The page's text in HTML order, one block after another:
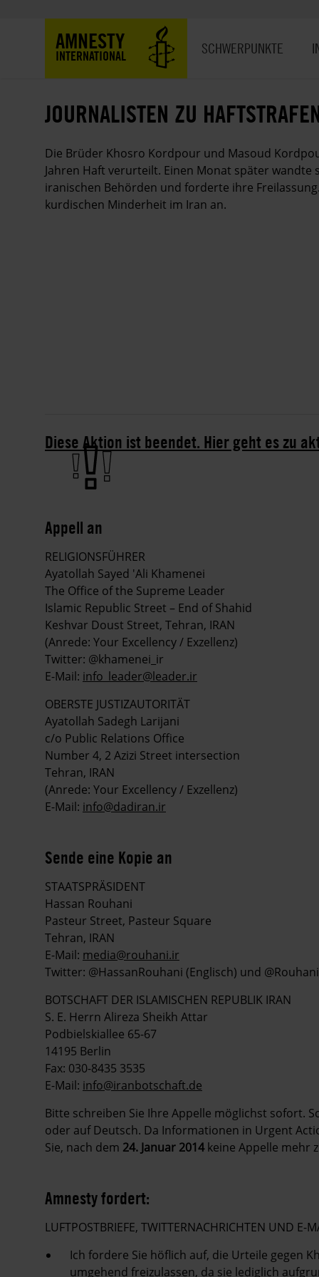
AMNESTY
INTERNATIONAL SCHWERPUNKTE
JOURNALISTEN ZU
Die Brüder Khosro Kordpour und Masoud
Jahren Haft verurteilt. Einen Monat später
iranischen Behörden und forderte ihre
kurdischen Minderheit im Iran an.
Diese Aktion ist beendet. Hier geht es zu
Appell an
RELIGIONSFÜHRER
Ayatollah Sayed 'Ali Khamenei
The Office of the Supreme Leader
Islamic Republic Street – End of Shahid
Keshvar Doust Street, Tehran, IRAN
(Anrede: Your Excellency / Exzellenz)
Twitter: @khamenei_ir
E-Mail: info_leader@leader.ir
OBERSTE JUSTIZAUTORITÄT
Ayatollah Sadegh Larijani
c/o Public Relations Office
Number 4, 2 Azizi Street intersection
Tehran, IRAN
(Anrede: Your Excellency / Exzellenz)
E-Mail: info@dadiran.ir
Sende eine Kopie an
STAATSPRÄSIDENT
Hassan Rouhani
Pasteur Street, Pasteur Square
Tehran, IRAN
E-Mail: media@rouhani.ir
Twitter: @HassanRouhani (Englisch) und
BOTSCHAFT DER ISLAMISCHEN REPUBLIK IRAN
S. E. Herrn Alireza Sheikh Attar
Podbielskiallee 65-67
14195 Berlin
Fax: 030-8435 3535
E-Mail: info@iranbotschaft.de
Bitte schreiben Sie Ihre Appelle möglichst sofort.
oder auf Deutsch. Da Informationen in Urgent
Sie, nach dem 24. Januar 2014keine Appelle mehr
Amnesty fordert:
LUFTPOSTBRIEFE, TWITTERNACHRICHTEN UND E-
Ich fordere Sie höflich auf, die Urteile gegen
umgehend freizulassen, da sie lediglich